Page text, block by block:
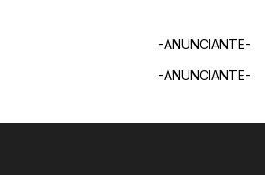
-ANUNCIANTE-
-ANUNCIANTE-